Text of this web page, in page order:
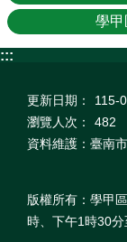
學甲
:::
更新日期：
115-
瀏覽人次：
482
資料維護：臺南
版權所有：學甲
時、下午1時30